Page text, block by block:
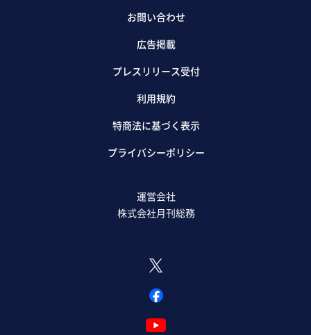
お問い合わせ
広告掲載
プレスリリース受付
利用規約
特商法に基づく表示
プライバシーポリシー
運営会社
株式会社月刊総務